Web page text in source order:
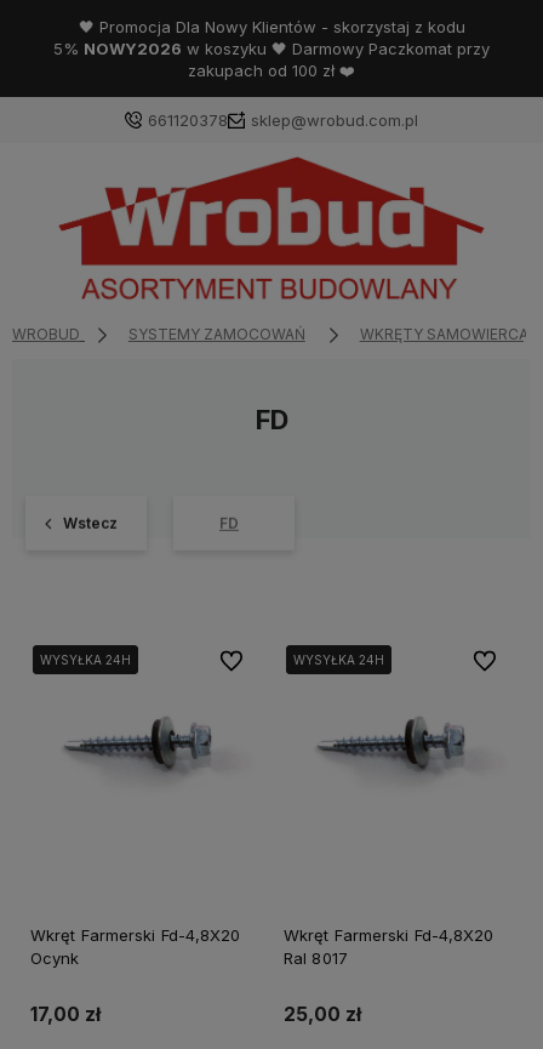
🖤 Promocja Dla Nowy Klientów - skorzystaj z kodu
5% NOWY2026 w koszyku 🖤 Darmowy Paczkomat przy
zakupach od 100 zł ❤️
661120378 sklep@wrobud.com.pl
WROBUD SYSTEMY ZAMOCOWAŃ WKRĘTY
FD
Wstecz FD
WYSYŁKA 24H
WYSYŁKA 24H
Wkręt Farmerski Fd-4,8X20
Ocynk
17,00 zł
Do ulubionychWYSYŁKA 24H
WYSYŁKA 24H
Wkręt Farmerski Fd-4,8X20
Ral 8017
25,00 zł
Do